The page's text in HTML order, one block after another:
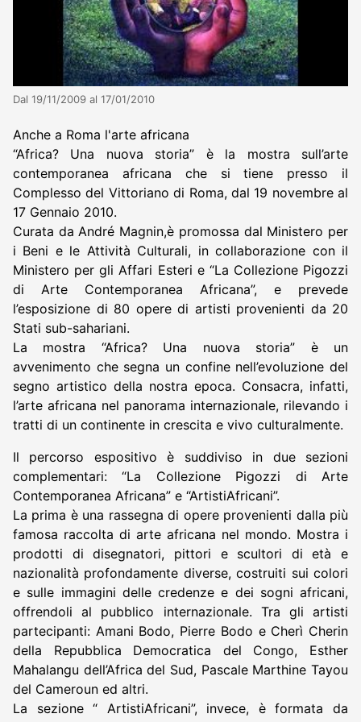
Dal 19/11/2009 al 17/01/2010
Anche a Roma l'arte africana
“Africa? Una nuova storia” è la mostra sull’arte
contemporanea africana che si tiene presso il
Complesso del Vittoriano di Roma, dal 19 novembre al
17 Gennaio 2010.
Curata da André Magnin,è promossa dal Ministero per
i Beni e le Attività Culturali, in collaborazione con il
Ministero per gli Affari Esteri e “La Collezione Pigozzi
di Arte Contemporanea Africana”, e prevede
l’esposizione di 80 opere di artisti provenienti da 20
Stati sub-sahariani.
La mostra “Africa? Una nuova storia” è un
avvenimento che segna un confine nell’evoluzione del
segno artistico della nostra epoca. Consacra, infatti,
l’arte africana nel panorama internazionale, rilevando i
tratti di un continente in crescita e vivo culturalmente.
Il percorso espositivo è suddiviso in due sezioni
complementari: “La Collezione Pigozzi di Arte
Contemporanea Africana” e “ArtistiAfricani”.
La prima è una rassegna di opere provenienti dalla più
famosa raccolta di arte africana nel mondo. Mostra i
prodotti di disegnatori, pittori e scultori di età e
nazionalità profondamente diverse, costruiti sui colori
e sulle immagini delle credenze e dei sogni africani,
offrendoli al pubblico internazionale. Tra gli artisti
partecipanti: Amani Bodo, Pierre Bodo e Cherì Cherin
della Repubblica Democratica del Congo, Esther
Mahalangu dell’Africa del Sud, Pascale Marthine Tayou
del Cameroun ed altri.
La sezione “ ArtistiAfricani”, invece, è formata da